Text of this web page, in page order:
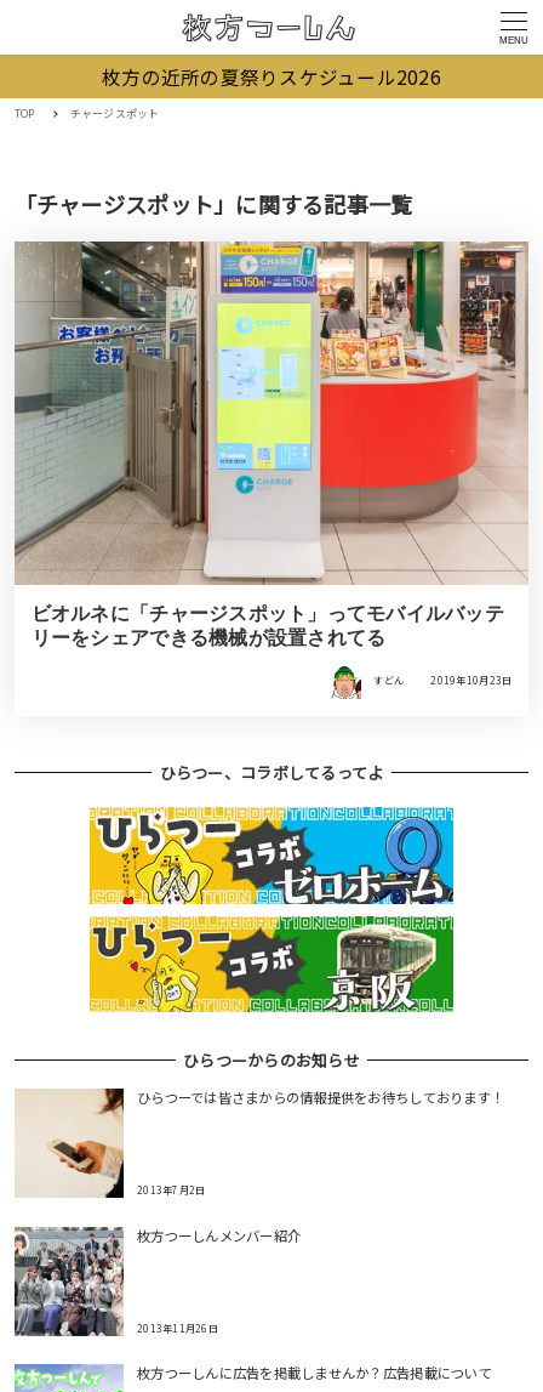
MENU
枚方の近所の夏祭りスケジュール2026
TOP チャージスポット
「チャージスポット」に関する記事一覧
ビオルネに「チャージスポット」ってモバイルバッテ
リーをシェアできる機械が設置されてる
すどん 2019年10月23日
ひらつー、コラボしてるってよ
ひらつーからのお知らせ
ひらつーでは皆さまからの情報提供をお待ちしております！
2013年7月2日
枚方つーしんメンバー紹介
2013年11月26日
枚方つーしんに広告を掲載しませんか？広告掲載について